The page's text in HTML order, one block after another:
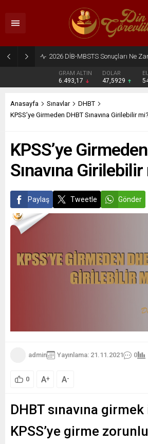
2026 DİB-MBSTS Ne Zaman?
GRAM ALTIN
6.493,17
DOLAR
47,5929
Anasayfa Sınavlar
DHBT
KPSS’ye Girmeden DHBT Sınavına Girilebilir mi?
KPSS’ye
Sınavına
Paylaş Tweetle Gönder
admin Yayınlama: 21.11.2021 0
0 A+ A-
DHBT sınavına
KPSS’ye girme